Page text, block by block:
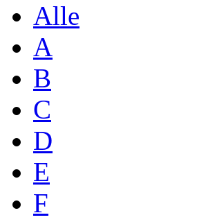
Alle
A
B
C
D
E
F